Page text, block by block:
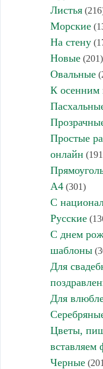
Листья
Морские
На стену
Новые(201)
Овальные
К осенним
Простые
онлайн
А4(301)
С
Русские
С днем
шаблоны
Для
Для
Цветы,
вставляем
Черные